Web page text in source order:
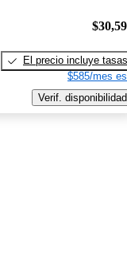
El precio incluye tasas
$585/mes
Verif. disponibilidad